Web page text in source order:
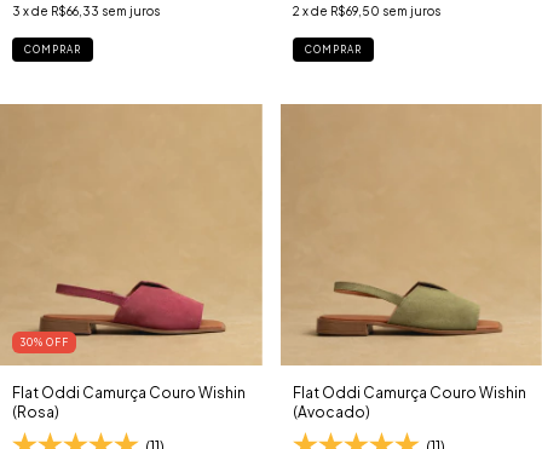
3 x de R$66,33 sem juros
COMPRAR
2 x de R$69,50 sem juros
COMPRAR
30% OFF
Flat Oddi Camurça Couro Wishin
(Rosa)
Flat Oddi Camurça Couro Wishin
(Avocado)